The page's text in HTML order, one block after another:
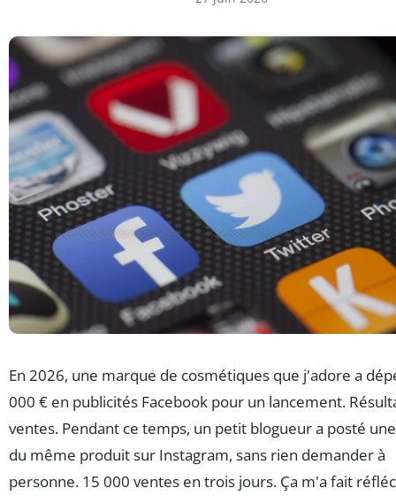
En 2026, une marque de cosmétiques que j'adore a
000 € en publicités Facebook pour un lancement.
ventes. Pendant ce temps, un petit blogueur a posté
du même produit sur Instagram, sans rien demander à
personne. 15 000 ventes en trois jours. Ça m'a fait